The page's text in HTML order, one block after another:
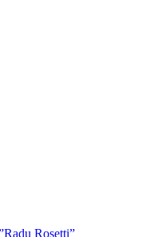
Rosetti”